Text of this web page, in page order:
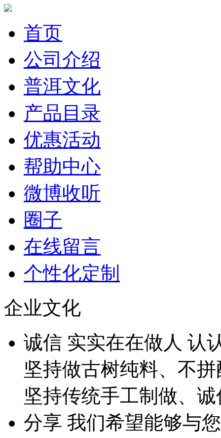
首页
公司介绍
普洱文化
产品目录
优惠活动
帮助中心
微博收听
圈子
在线留言
个性化定制
企业文化
诚信 实实在在做人 认
坚持做古树纯料、不拼
坚持传统手工制做、
分享 我们希望能够与